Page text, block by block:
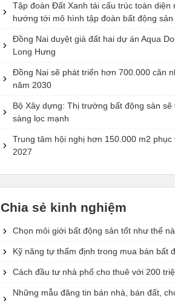
Tập đoàn Đất Xanh tái cấu trúc toàn diện
hướng tới mô hình tập đoàn bất động sản
Đồng Nai duyệt giá đất hai dự án Aqua
Long Hưng
Đồng Nai sẽ phát triển hơn 700.000 căn
năm 2030
Bộ Xây dựng: Thị trường bất động sản sẽ
sàng lọc mạnh
Trung tâm hội nghị hơn 150.000 m2 phục
2027
Chia sẻ kinh nghiệm
Chọn môi giới bất động sản tốt như thế
Kỹ năng tự thẩm định trong mua bán bất
Cách đầu tư nhà phố cho thuê với 200
Những mẫu đăng tin bán nhà, bán đất,